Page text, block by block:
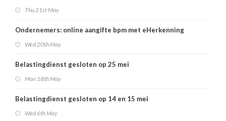
Thu 21st May
Ondernemers: online aangifte bpm met eHerkenning
Wed 20th May
Belastingdienst gesloten op 25 mei
Mon 18th May
Belastingdienst gesloten op 14 en 15 mei
Wed 6th May